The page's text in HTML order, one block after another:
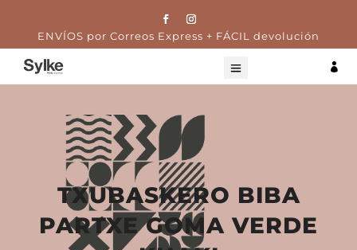
ENVÍOS por Correos Express + FÁCIL devolución

TXUBASKERO BIBA
PARTXE GOMA VERDE